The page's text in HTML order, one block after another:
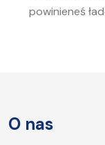
powinieneś
jak długo
O nas